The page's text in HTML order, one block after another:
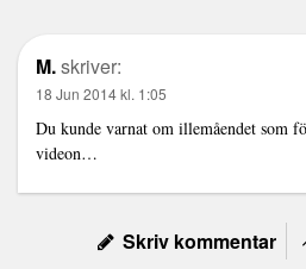
M.skriver:
18 Jun 2014 kl. 1:05
Du kunde varnat om illemåendet som
videon…
Skriv kommentar